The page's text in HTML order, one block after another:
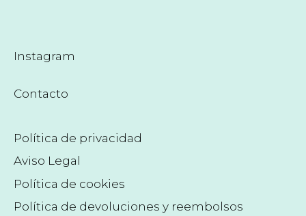
Instagram
Contacto
Política de privacidad
Aviso Legal
Política de cookies
Política de devoluciones y reembolsos